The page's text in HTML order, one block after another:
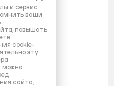
и сервис
ваши
повышать
cookie-
эту
можно
сайта,